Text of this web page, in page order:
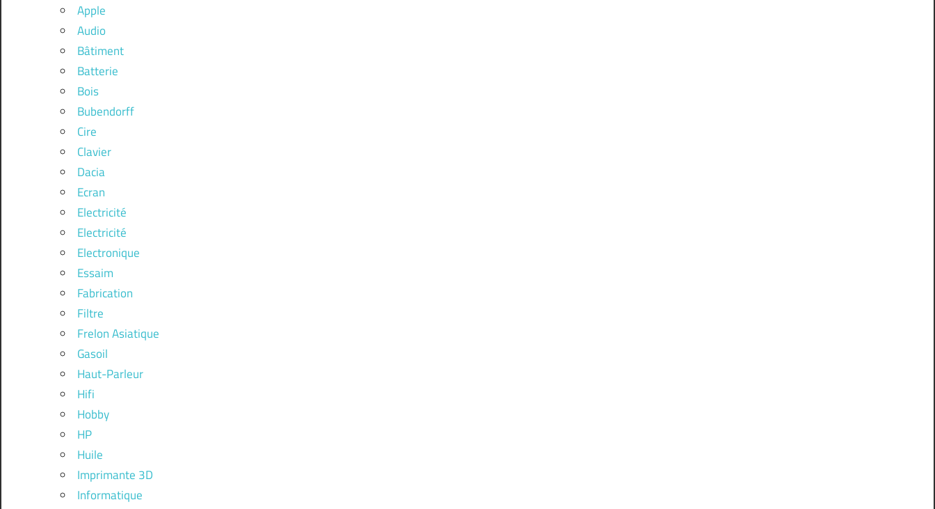
Apple
Audio
Bâtiment
Batterie
Bois
Bubendorff
Cire
Clavier
Dacia
Ecran
Electricité
Electricité
Electronique
Essaim
Fabrication
Filtre
Frelon Asiatique
Gasoil
Haut-Parleur
Hifi
Hobby
HP
Huile
Imprimante 3D
Informatique